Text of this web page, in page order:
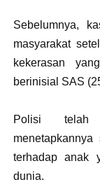
Sebelumnya,
masyarakat
kekerasan
berinisial SAS
Polisi telah
terhadap anak
dunia.